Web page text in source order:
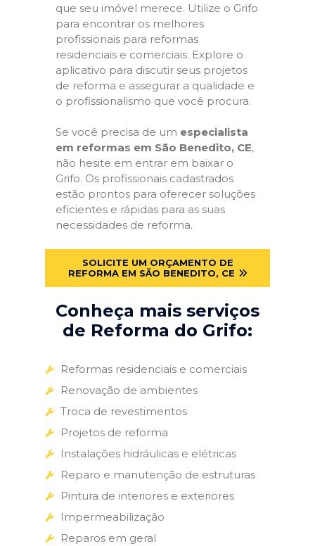
que seu imóvel merece. Utilize o Grifo
para encontrar os melhores
profissionais para reformas
residenciais e comerciais. Explore o
aplicativo para discutir seus projetos
de reforma e assegurar a qualidade e
o profissionalismo que você procura.
Se você precisa de um especialista
em reformas em São Benedito, CE,
não hesite em entrar em baixar o
Grifo. Os profissionais cadastrados
estão prontos para oferecer soluções
eficientes e rápidas para as suas
necessidades de reforma.
SOLICITE UM ORÇAMENTO DE
REFORMA EM SÃO BENEDITO, CE
Conheça mais serviços
de Reforma do Grifo:
Reformas residenciais e comerciais
Renovação de ambientes
Troca de revestimentos
Projetos de reforma
Instalações hidráulicas e elétricas
Reparo e manutenção de estruturas
Pintura de interiores e exteriores
Impermeabilização
Reparos em geral